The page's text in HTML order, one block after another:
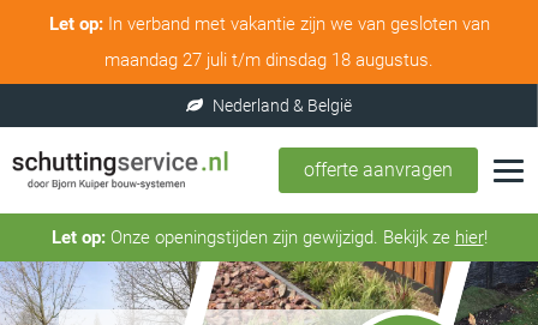
Let op:In verband met vakantie zijn we van gesloten van
maandag 27 juli t/m dinsdag 18 augustus.
offerte aanvragen
Let op:Onze openingstijden zijn gewijzigd. Bekijk ze hier!